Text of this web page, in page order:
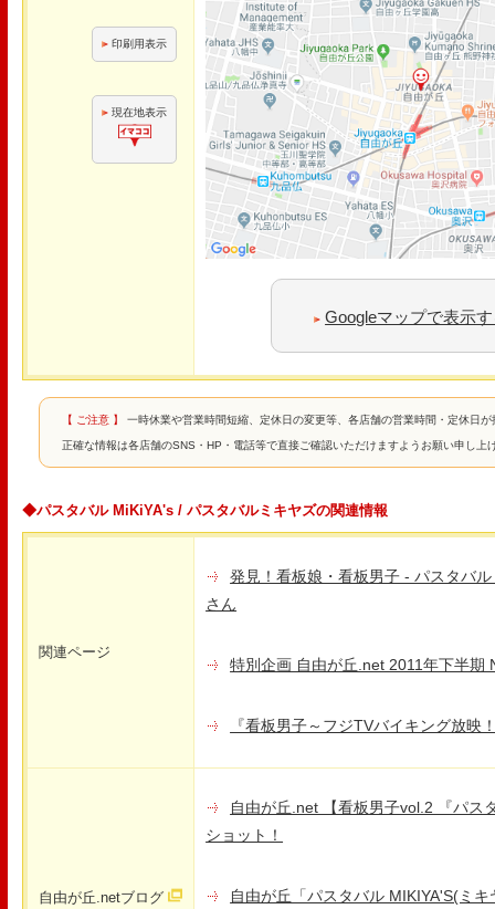
印刷用表示
現在地表示
Googleマップで表示
【 ご注意 】 一時休業や営業時間短縮、定休日の変更等、各店舗の営業時間・定休日
正確な情報は各店舗のSNS・HP・電話等で直接ご確認いただけますようお願い申し上
◆パスタバル MiKiYA's / パスタバルミキヤズの関連情報
関連ページ
発見！看板娘・看板男子 - パスタバ
さん
特別企画 自由が丘.net 2011年下半期
『看板男子～フジTVバイキング放映
自由が丘.netブログ
自由が丘.net 【看板男子vol.2 『パ
ショット！
自由が丘「パスタバル MIKIYA'S(ミ